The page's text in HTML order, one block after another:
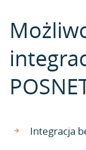
Integracja